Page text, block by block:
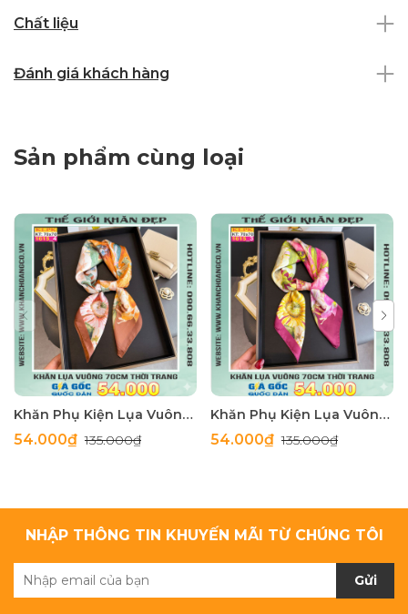
Chất liệu
Đánh giá khách hàng
Sản phẩm cùng loại
Khăn Phụ Kiện Lụa Vuông 70cm - Thế Giới Khăn Đẹp C1062_4
54.000₫135.000₫
Khăn Phụ Kiện Lụa Vuông 70cm - Thế Giới Khăn Đẹp C1062_3
54.000₫135.000₫
NHẬP THÔNG TIN KHUYẾN MÃI TỪ CHÚNG TÔI
Gửi